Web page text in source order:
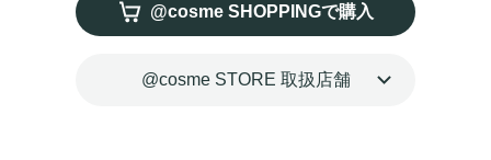
@cosme SHOPPINGで購入
@cosme STORE 取扱店舗